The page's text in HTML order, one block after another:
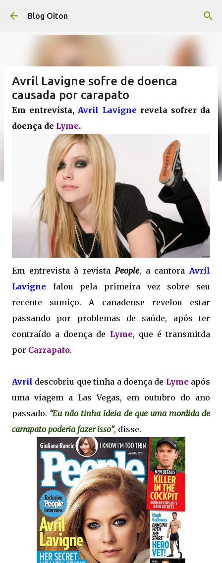
Pular para o conteúdo principal
Blog Oiton
Avril Lavigne sofre de doenca
causada por carapato
Em entrevista,Avril Lavigne revela sofrer da
doença de Lyme.
Em entrevista à revista People, a cantoraAvril
Lavigne falou pela primeira vez sobre seu
recente sumiço. A canadense revelou estar
passando por problemas de saúde, após ter
contraído a doença de Lyme, que é transmitda
por Carrapato.
Avril descobriu que tinha a doença de Lyme após
uma viagem a Las Vegas, em outubro do ano
passado. “Eu não tinha ideia de que uma mordida de
carrapato poderia fazer isso”, disse.